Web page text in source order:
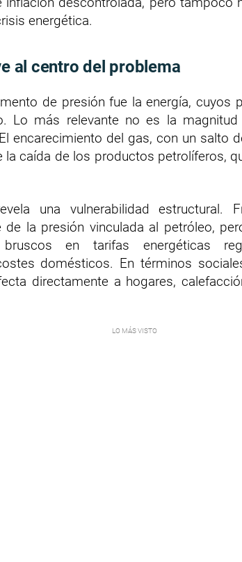
energética.
al centro del problema
de presión fue la energía, cuyos
Lo más relevante no es la magnitud
encarecimiento del gas, con un salto
la caída de los productos petrolíferos,
una vulnerabilidad estructural.
de la presión vinculada al petróleo,
bruscos en tarifas energéticas
domésticos. En términos
directamente a hogares,